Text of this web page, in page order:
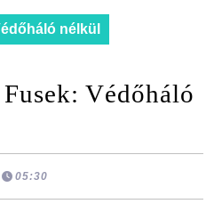
nélkül
Védőháló
05:30